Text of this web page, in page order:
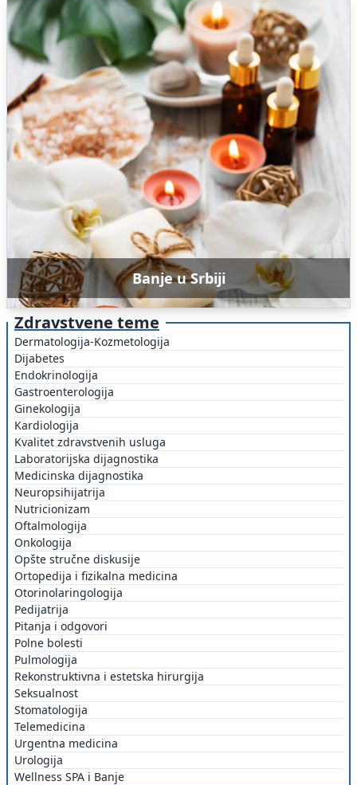
Banje u Srbiji
Zdravstvene teme
Dermatologija-Kozmetologija
Dijabetes
Endokrinologija
Gastroenterologija
Ginekologija
Kardiologija
Kvalitet zdravstvenih usluga
Laboratorijska dijagnostika
Medicinska dijagnostika
Neuropsihijatrija
Nutricionizam
Oftalmologija
Onkologija
Opšte stručne diskusije
Ortopedija i fizikalna medicina
Otorinolaringologija
Pedijatrija
Pitanja i odgovori
Polne bolesti
Pulmologija
Rekonstruktivna i estetska hirurgija
Seksualnost
Stomatologija
Telemedicina
Urgentna medicina
Urologija
Wellness SPA i Banje